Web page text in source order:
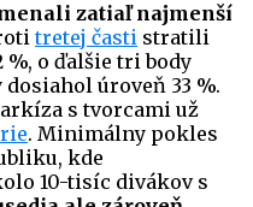
zatiaľ najmenší
tretej časti stratili
%, o ďalšie tri body
úroveň 33 %.
s tvorcami už
. Minimálny pokles
kde
10-tisíc divákov s